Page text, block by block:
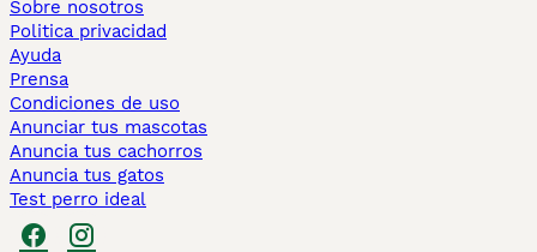
Sobre nosotros
Politica privacidad
Ayuda
Prensa
Condiciones de uso
Anunciar tus mascotas
Anuncia tus cachorros
Anuncia tus gatos
Test perro ideal